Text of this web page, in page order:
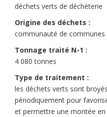
déchets verts de déchèterie
Origine des déchets :
communauté de
Tonnage traité N-1 :
4 080 tonnes
Type de traitement :
les déchets verts sont
périodiquement pour
et permettre une montée